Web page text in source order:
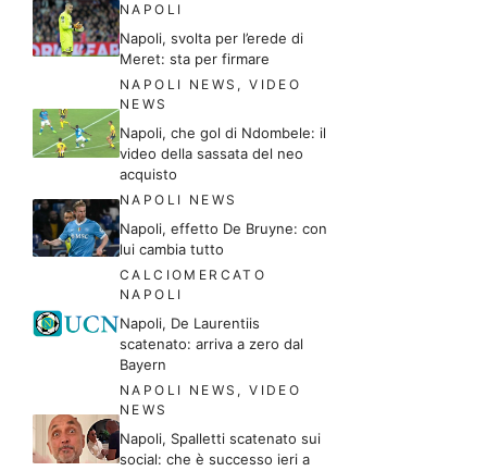
NAPOLI
Napoli, svolta per l’erede di
Meret: sta per firmare
NAPOLI NEWS ,VIDEO
NEWS
Napoli, che gol di Ndombele: il
video della sassata del neo
acquisto
NAPOLI NEWS
Napoli, effetto De Bruyne: con
lui cambia tutto
CALCIOMERCATO
NAPOLI
Napoli, De Laurentiis
scatenato: arriva a zero dal
Bayern
NAPOLI NEWS ,VIDEO
NEWS
Napoli, Spalletti scatenato sui
social: che è successo ieri a